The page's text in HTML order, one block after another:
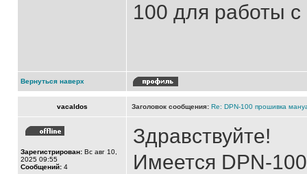
100 для работы
Вернуться наверх
vacaldos Заголовок сообщения: Re: DPN-100 прошивка
Зарегистрирован: Вс авг 10,
2025 09:55
Сообщений: 4
Здравствуйте!
Имеется DPN-